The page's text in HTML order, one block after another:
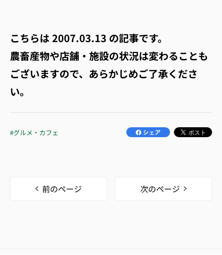
こちらは2007.03.13 の記事です。
農畜産物や店舗・施設の状況は変わることも
ございますので、あらかじめご了承くださ
い。
#グルメ・カフェ
前のページ 次のページ